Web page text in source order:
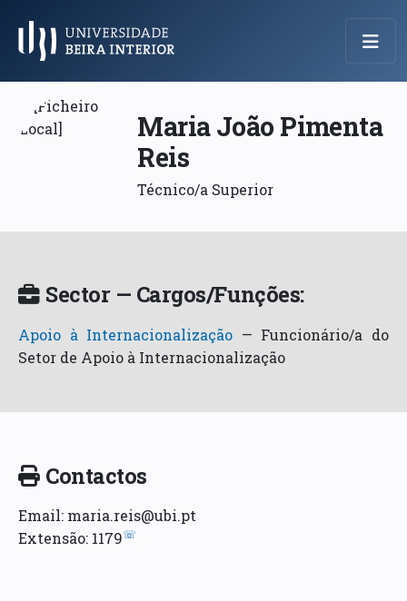
Menu Principal
Maria João Pimenta
Reis
Técnico/a Superior
Sector — Cargos/Funções:
Apoio à Internacionalização — Funcionário/a do
Setor de Apoio à Internacionalização
Contactos
Email: maria.reis@ubi.pt
Extensão: 1179☏